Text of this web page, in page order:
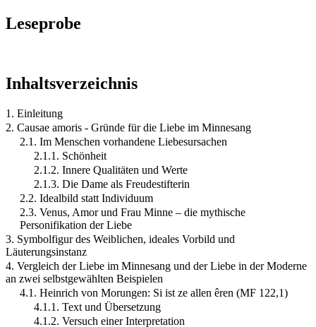
Leseprobe
Inhaltsverzeichnis
1. Einleitung
2. Causae amoris - Gründe für die Liebe im Minnesang
2.1. Im Menschen vorhandene Liebesursachen
2.1.1. Schönheit
2.1.2. Innere Qualitäten und Werte
2.1.3. Die Dame als Freudestifterin
2.2. Idealbild statt Individuum
2.3. Venus, Amor und Frau Minne – die mythische
Personifikation der Liebe
3. Symbolfigur des Weiblichen, ideales Vorbild und
Läuterungsinstanz
4. Vergleich der Liebe im Minnesang und der Liebe in der Moderne
an zwei selbstgewählten Beispielen
4.1. Heinrich von Morungen: Si ist ze allen êren (MF 122,1)
4.1.1. Text und Übersetzung
4.1.2. Versuch einer Interpretation